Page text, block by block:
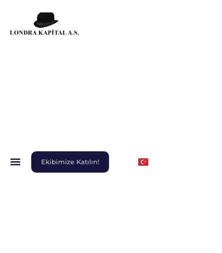
Ekibimize Katılın!